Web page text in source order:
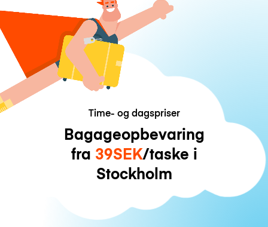
Time- og dagspriser
Bagageopbevaring
fra 39SEK/taske i
Stockholm